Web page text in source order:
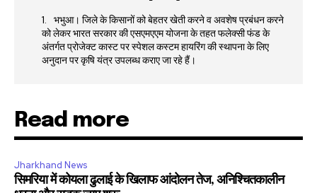
भभुआ। जिले के किसानों को बेहतर खेती करने व अवशेष प्रबंधन करने
को लेकर भारत सरकार की एसएमएएम योजना के तहत फलेक्सी फंड के
अंतर्गत प्रोजेक्ट कास्ट पर स्पेशल कस्टम हायरिंग की स्थापना के लिए
अनुदान पर कृषि यंत्र उपलब्ध कराए जा रहे हैं।
Read more
Jharkhand News
सिमरिया में कोयला ढुलाई के खिलाफ आंदोलन तेज, अनिश्चितकालीन